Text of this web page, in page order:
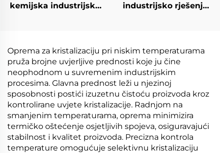
kemijska industrijska
opreme za povrat
razreditelja
industrijsko rješenje
pod vakuumom
Oprema za kristalizaciju pri niskim temperaturama
pruža brojne uvjerljive prednosti koje ju čine
neophodnom u suvremenim industrijskim
procesima. Glavna prednost leži u njezinoj
sposobnosti postići izuzetnu čistoću proizvoda kroz
kontrolirane uvjete kristalizacije. Radnjom na
smanjenim temperaturama, oprema minimizira
termičko oštećenje osjetljivih spojeva, osiguravajući
stabilnost i kvalitet proizvoda. Precizna kontrola
temperature omogućuje selektivnu kristalizaciju